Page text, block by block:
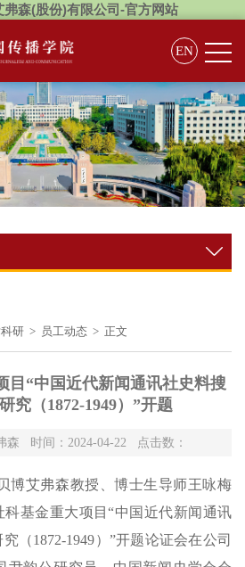
弗森(股份)有限公司-官方网站
EN
研 > 员工动态 > 正文
目“中国近代新闻通讯社史料搜
究（1872-1949）”开题
森 时间：2024-04-22 点击数：
博艾弗森教授、博士生导师王咏梅
基金重大项目“中国近代新闻通讯
（1872-1949）”开题论证会在公司